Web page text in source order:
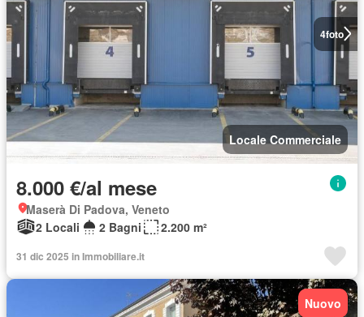
4foto
Locale Commerciale
8.000 €/al mese
Maserà Di Padova, Veneto
2 Locali
2 Bagni 2.200 m²
31 dic 2025 in Immobiliare.it
Nuovo